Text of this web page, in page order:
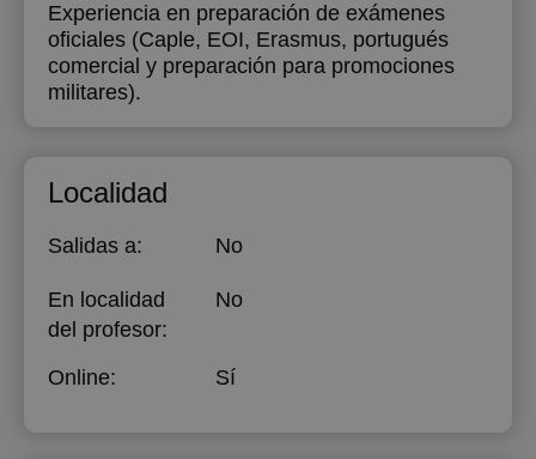
Experiencia en preparación de exámenes
oficiales (Caple, EOI, Erasmus, portugués
comercial y preparación para promociones
militares).
Localidad
Salidas a: No
En localidad
del profesor:
No
Online: Sí